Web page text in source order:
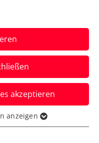
4: Der
Melzer zeigt
Harald
akzeptieren
anzeigen